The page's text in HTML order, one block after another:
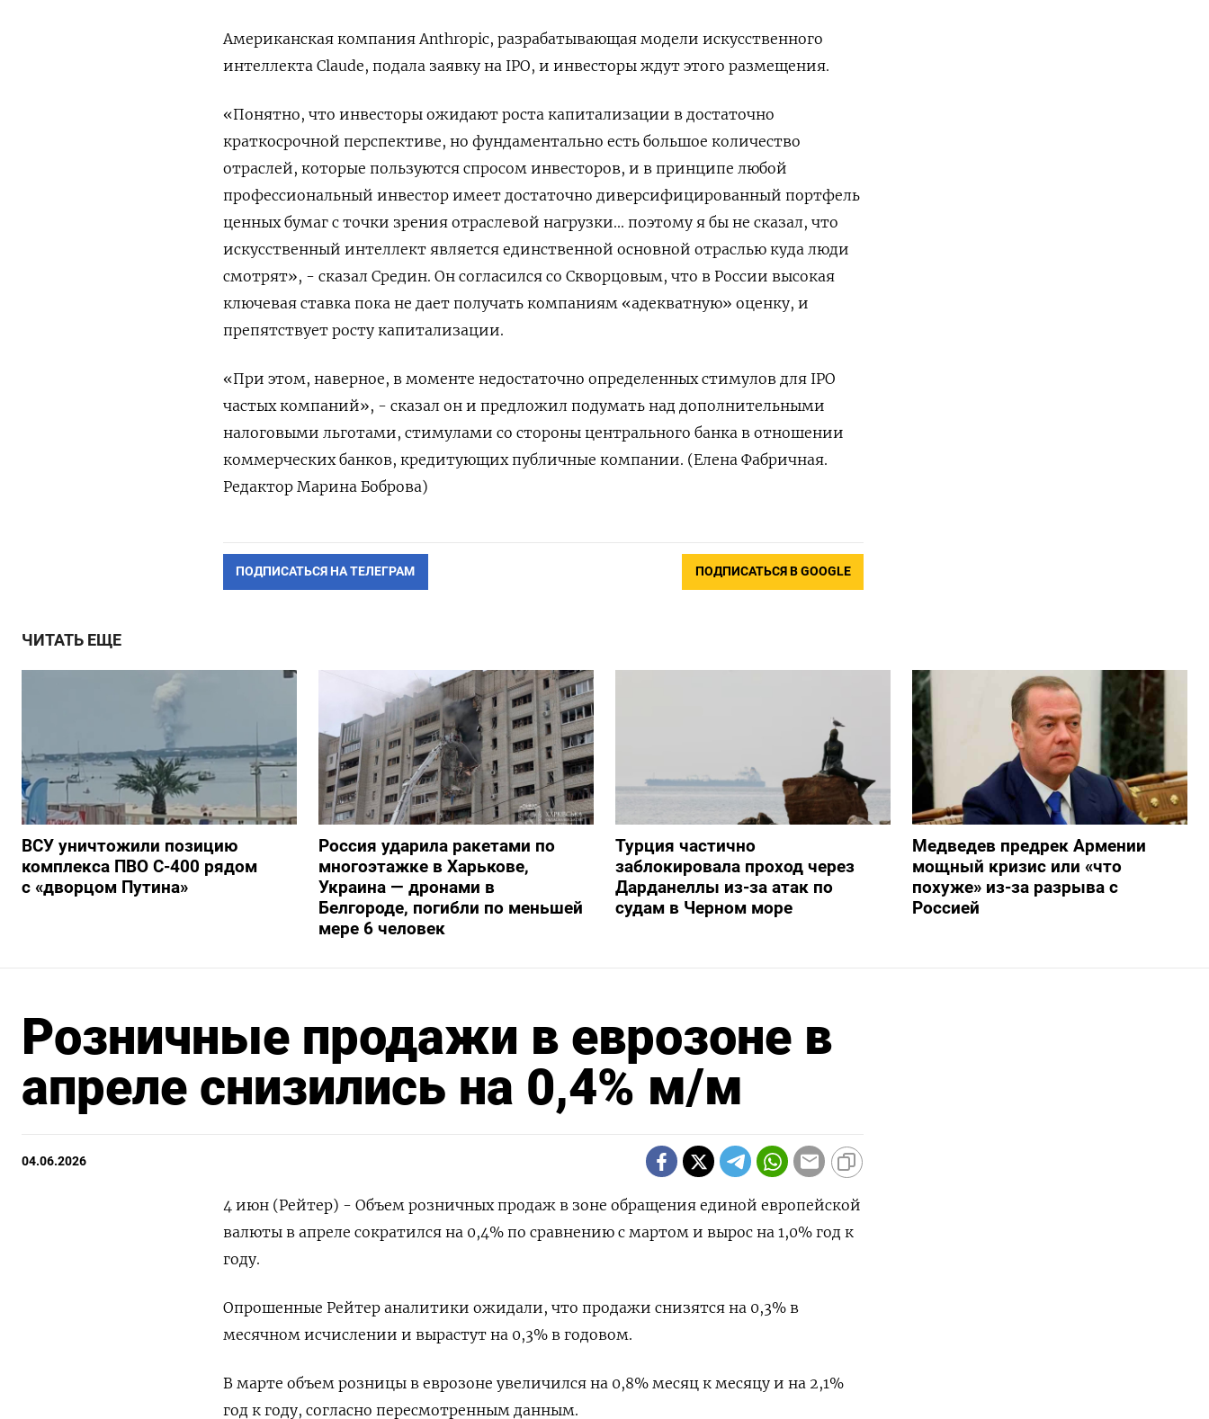
Американская компания Anthropic, разрабатывающая модели искусственного
интеллекта Claude, подала заявку на IPO, и инвесторы ждут этого размещения.
«Понятно, что инвесторы ожидают роста капитализации в достаточно
краткосрочной перспективе, но фундаментально есть большое количество
отраслей, которые пользуются спросом инвесторов, и в принципе любой
профессиональный инвестор имеет достаточно диверсифицированный портфель
ценных бумаг ​с точки зрения отраслевой нагрузки... поэтому ⁠я бы не сказал, что
искусственный интеллект является единственной основной отраслью куда люди
смотрят», - сказал Средин. Он согласился со Скворцовым, что ‌в России высокая
ключевая ставка пока не дает получать компаниям «адекватную» оценку, и
препятствует росту ‌капитализации.
«При этом, наверное, в моменте недостаточно определенных стимулов для IPO
частых компаний», - сказал он и предложил подумать ​над дополнительными
налоговыми льготами, стимулами со стороны центрального банка в отношении
‌коммерческих банков, кредитующих публичные компании. (Елена Фабричная.
Редактор Марина Боброва)
ПОДПИСАТЬСЯ НА ТЕЛЕГРАМ ПОДПИСАТЬСЯ В GOOGLE
ЧИТАТЬ ЕЩЕ
ВСУ уничтожили позицию
комплекса ПВО С-400 рядом
с «дворцом Путина»
Россия ударила ракетами по
многоэтажке в Харькове,
Украина — дронами в
Белгороде, погибли по меньшей
мере 6 человек
Турция частично
заблокировала проход через
Дарданеллы из-за атак по
судам в Черном море
Медведев предрек Армении
мощный кризис или «что
похуже» из-за разрыва с
Россией
Розничные продажи в еврозоне в
апреле снизились на 0,4% м/м
04.06.2026
4 июн (Рейтер) - Объем розничных продаж в ‌зоне обращения единой европейской
валюты в ​апреле ​сократился на ​0,4% ⁠по сравнению ‌с мартом и ‌вырос на 1,0% ​год к
‌году.
Опрошенные Рейтер ​аналитики ожидали, что ‌продажи снизятся на 0,3% в
месячном ​исчислении ​и ‌вырастут на 0,3% ​в годовом.
В марте объем розницы в еврозоне увеличился на 0,8% ​месяц ⁠к месяцу и на 2,1%
‌год к ‌году, согласно пересмотренным ​данным.